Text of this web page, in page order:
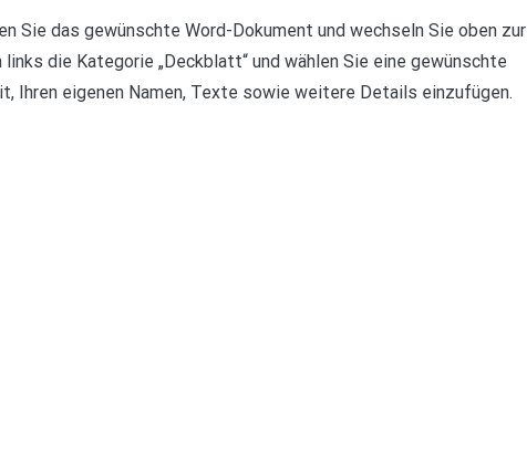
Sie das gewünschte Word-Dokument und wechseln Sie oben zur
links die Kategorie „Deckblatt“ und wählen Sie eine gewünschte
Ihren eigenen Namen, Texte sowie weitere Details einzufügen.